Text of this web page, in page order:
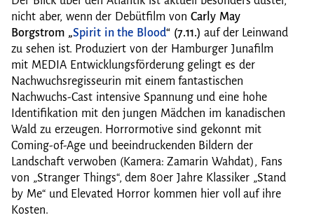
nicht aber, wenn der Debütfilm von Carly May
Borgstrom „Spirit in the Blood“ (7.11.) auf der Leinwand
zu sehen ist. Produziert von der Hamburger Junafilm
mit MEDIA Entwicklungsförderung gelingt es der
Nachwuchsregisseurin mit einem fantastischen
Nachwuchs-Cast intensive Spannung und eine hohe
Identifikation mit den jungen Mädchen im kanadischen
Wald zu erzeugen. Horrormotive sind gekonnt mit
Coming-of-Age und beeindruckenden Bildern der
Landschaft verwoben (Kamera: Zamarin Wahdat), Fans
von „Stranger Things“, dem 80er Jahre Klassiker „Stand
by Me“ und Elevated Horror kommen hier voll auf ihre
Kosten.